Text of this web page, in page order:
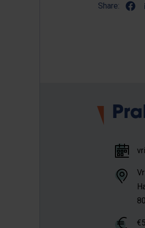
Share: